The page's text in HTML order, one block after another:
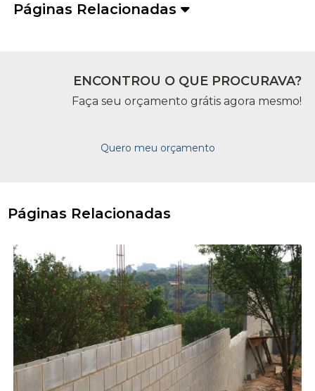
Páginas Relacionadas
ENCONTROU O QUE PROCURAVA?
Faça seu orçamento grátis agora mesmo!
Quero meu orçamento
Páginas Relacionadas